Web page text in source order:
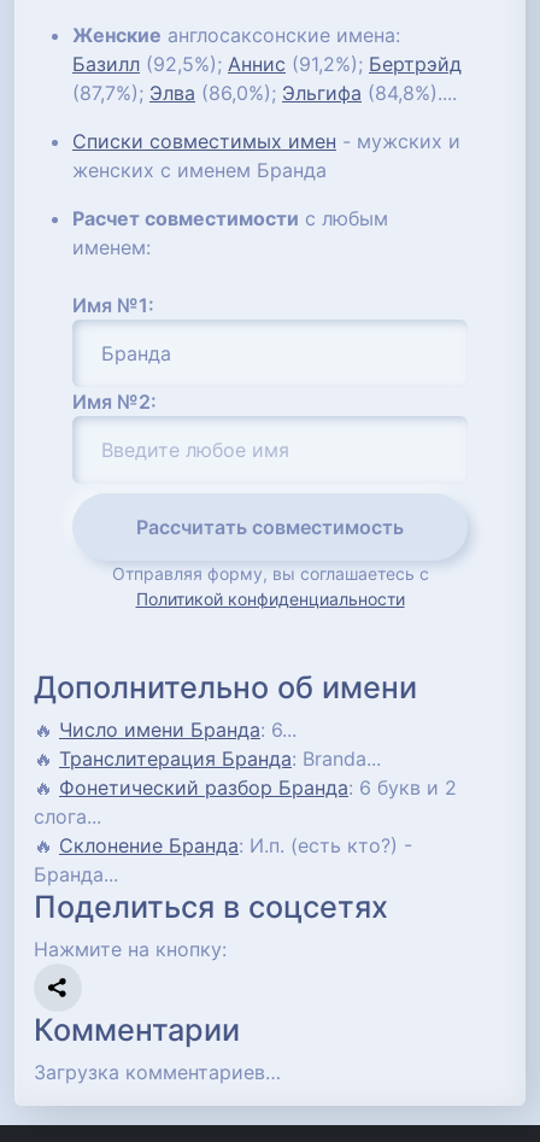
Женские англосаксонские имена:
Базилл (92,5%); Аннис (91,2%); Бертрэйд
(87,7%); Элва (86,0%); Эльгифа (84,8%)....
Списки совместимых имен - мужских и
женских с именем Бранда
Расчет совместимости с любым
именем:
Имя №1:
Имя №2:
Рассчитать совместимость
Отправляя форму, вы соглашаетесь с
Политикой конфиденциальности
Дополнительно об имени
🔥 Число имени Бранда: 6...
🔥 Транслитерация Бранда: Branda...
🔥 Фонетический разбор Бранда: 6 букв и 2
слога...
🔥 Склонение Бранда: И.п. (есть кто?) -
Бранда...
Поделиться в соцсетях
Нажмите на кнопку:
Комментарии
Загрузка комментариев…